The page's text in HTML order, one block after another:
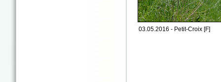
03.05.2016 - Petit-Croix [F]